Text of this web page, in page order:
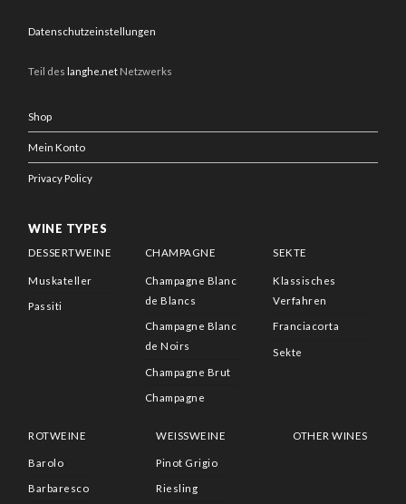
Datenschutzeinstellungen
Teil des langhe.net Netzwerks
Shop
Mein Konto
Privacy Policy
WINE TYPES
DESSERTWEINE
Muskateller
Passiti
CHAMPAGNE
Champagne Blanc
de Blancs
Champagne Blanc
de Noirs
Champagne Brut
Champagne
SEKTE
Klassisches
Verfahren
Franciacorta
Sekte
ROTWEINE
Barolo
Barbaresco
WEISSWEINE
Pinot Grigio
Riesling
OTHER WINES